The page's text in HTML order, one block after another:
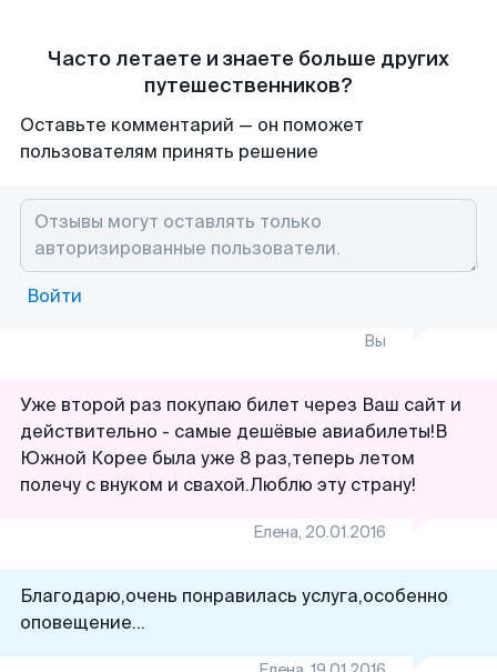
Часто летаете и знаете больше других
путешественников?
Оставьте комментарий — он поможет
пользователям принять решение
Войти
Вы
Уже второй раз покупаю билет через Ваш сайт и
действительно - самые дешёвые авиабилеты!В
Южной Корее была уже 8 раз,теперь летом
полечу с внуком и свахой.Люблю эту страну!
Елена, 20.01.2016
Благодарю,очень понравилась услуга,особенно
оповещение...